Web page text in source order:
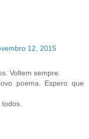
12, 2015
Voltem sempre.
poema. Espero que